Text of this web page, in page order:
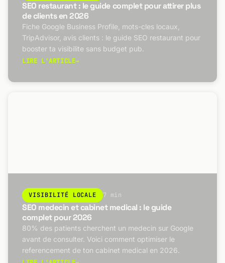
SEO restaurant : le guide complet pour attirer plus
de clients en 2026
Fiche Google Business Profile, mots-cles locaux,
TripAdvisor, avis clients : le guide SEO restaurant pour
booster ta visibilite sans budget pub.
LIRE L'ARTICLE→
VISIBILITÉ LOCALE 7 min
SEO medecin et cabinet medical : le guide
complet pour 2026
80% des patients cherchent un medecin sur Google
avant de consulter. Voici comment optimiser le
referencement de ton cabinet medical en 2026.